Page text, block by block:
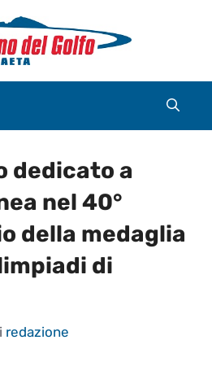
dedicato a
nel 40°
della medaglia
di
redazione